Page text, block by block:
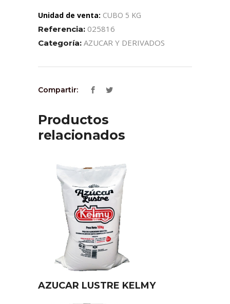
Unidad de venta: CUBO 5 KG
Referencia: 025816
Categoría: AZUCAR Y DERIVADOS
Compartir:
Productos
relacionados
AZUCAR LUSTRE KELMY